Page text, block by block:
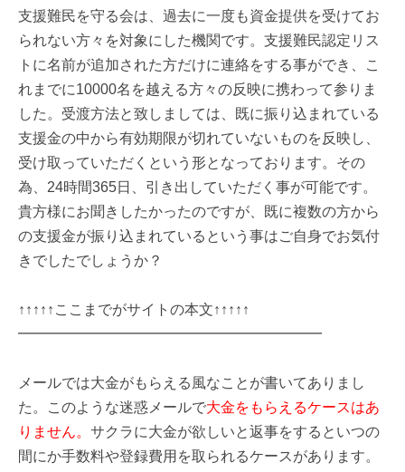
支援難民を守る会は、過去に一度も資金提供を受けてお
られない方々を対象にした機関です。支援難民認定リス
トに名前が追加された方だけに連絡をする事ができ、こ
れまでに10000名を越える方々の反映に携わって参りま
した。受渡方法と致しましては、既に振り込まれている
支援金の中から有効期限が切れていないものを反映し、
受け取っていただくという形となっております。その
為、24時間365日、引き出していただく事が可能です。
貴方様にお聞きしたかったのですが、既に複数の方から
の支援金が振り込まれているという事はご自身でお気付
きでしたでしょうか？
↑↑↑↑↑ここまでがサイトの本文↑↑↑↑↑
━━━━━━━━━━━━━━━━━━━━━
メールでは大金がもらえる風なことが書いてありまし
た。このような迷惑メールで大金をもらえるケースはあ
りません。 サクラに大金が欲しいと返事をするといつの
間にか手数料や登録費用を取られるケースがあります。